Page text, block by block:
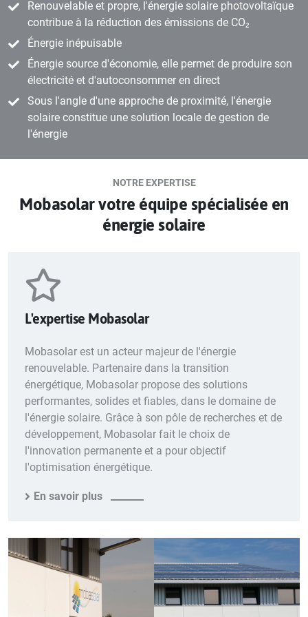
Renouvelable et propre, l'énergie solaire photovoltaïque
contribue à la réduction des émissions de CO₂
Énergie inépuisable
Énergie source d'économie, elle permet de produire son
électricité et d'autoconsommer en direct
Sous l'angle d'une approche de proximité, l'énergie
solaire constitue une solution locale de gestion de
l'énergie
NOTRE EXPERTISE
Mobasolar votre équipe spécialisée en
énergie solaire
L'expertise Mobasolar
Mobasolar est un acteur majeur de l'énergie
renouvelable. Partenaire dans la transition
énergétique, Mobasolar propose des solutions
performantes, solides et fiables, dans le domaine de
l'énergie solaire. Grâce à son pôle de recherches et de
développement, Mobasolar fait le choix de
l'innovation permanente et a pour objectif
l'optimisation énergétique.
En savoir plus